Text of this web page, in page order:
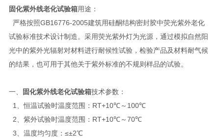
固化紫外线老化试验箱用途：
严格按照GB16776-2005建筑用硅酮结构密封胶中荧光紫外老化
试验标准技术设计制造。采用荧光紫外灯为光源，通过模拟自然阳
光中的紫外光辐射对材料进行耐候性试验，检验产品及材料耐气候
的结果，也可用于其他关于紫外标准的不规则样品的试验。
一、 固化紫外线老化试验箱技术参数：
1、恒温试验时温度范围：RT+10℃～100℃
2、紫外试验时温度范围：RT+10℃～70℃
3、温度均匀度：≤±2℃